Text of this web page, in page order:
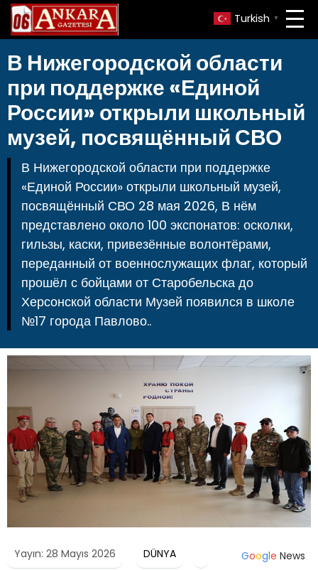
Turkish ▼
В Нижегородской области
при поддержке «Единой
России» открыли школьный
музей, посвящённый СВО
В Нижегородской области при поддержке
«Единой России» открыли школьный музей,
посвящённый СВО 28 мая 2026, В нём
представлено около 100 экспонатов: осколки,
гильзы, каски, привезённые волонтёрами,
переданный от военнослужащих флаг, который
прошёл с бойцами от Старобельска до
Херсонской области Музей появился в школе
№17 города Павлово..
Yayın: 28 Mayıs 2026 DÜNYA Google News